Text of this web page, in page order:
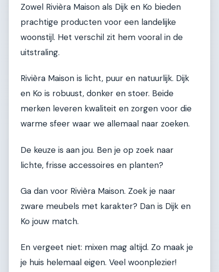
Zowel Rivièra Maison als Dijk en Ko bieden
prachtige producten voor een landelijke
woonstijl. Het verschil zit hem vooral in de
uitstraling.
Rivièra Maison is licht, puur en natuurlijk. Dijk
en Ko is robuust, donker en stoer. Beide
merken leveren kwaliteit en zorgen voor die
warme sfeer waar we allemaal naar zoeken.
De keuze is aan jou. Ben je op zoek naar
lichte, frisse accessoires en planten?
Ga dan voor Rivièra Maison. Zoek je naar
zware meubels met karakter? Dan is Dijk en
Ko jouw match.
En vergeet niet: mixen mag altijd. Zo maak je
je huis helemaal eigen. Veel woonplezier!